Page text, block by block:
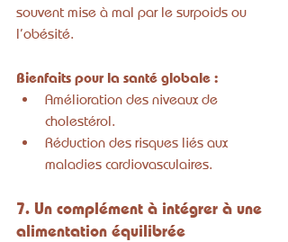
souvent mise à mal par le surpoids ou
l’obésité.
Bienfaits pour la santé globale :
Amélioration des niveaux de
cholestérol.
Réduction des risques liés aux
maladies cardiovasculaires.
7. Un complément à intégrer à une
alimentation équilibrée